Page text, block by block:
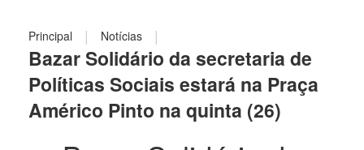
Principal | Notícias |
Bazar Solidário da secretaria de
Políticas Sociais estará na Praça
Américo Pinto na quinta (26)